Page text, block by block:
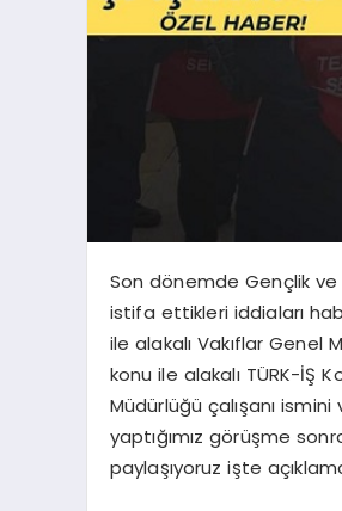
Son dönemde Gençlik ve
istifa ettikleri iddiaları
ile alakalı Vakıflar Genel
konu ile alakalı TÜRK-İŞ
Müdürlüğü çalışanı ismini
yaptığımız görüşme
paylaşıyoruz işte